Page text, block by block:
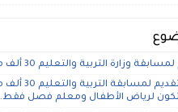
وزارة التربية والتعليم 30 ألف معلم ٢٠٢٢
لرياض الأطفال ومعلم فصل فقط.